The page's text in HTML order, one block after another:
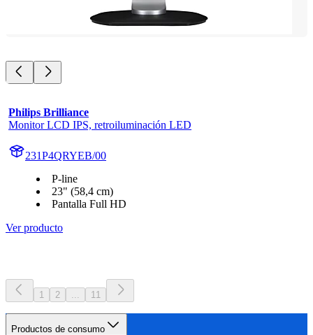
Philips Brilliance
Monitor LCD IPS, retroiluminación LED
231P4QRYEB/00
P-line
23" (58,4 cm)
Pantalla Full HD
Ver producto
1 2 11
Productos de consumo